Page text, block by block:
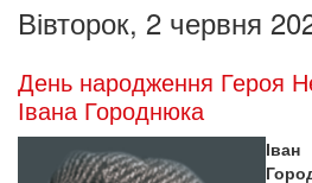
Вівторок, 2 червня
День народження Героя
Івана Городнюка